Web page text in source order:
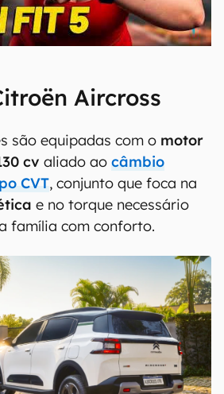
Aircross
são equipadas com o motor
cv aliado ao câmbio
CVT, conjunto que foca na
e no torque necessário
família com conforto.